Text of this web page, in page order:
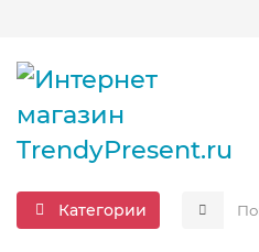
Категории